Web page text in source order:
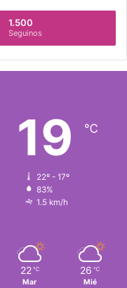
1.500
Seguinos
19 ℃
22º - 17º
83%
1.5 km/h
22 ℃
Mar
26 ℃
Mié